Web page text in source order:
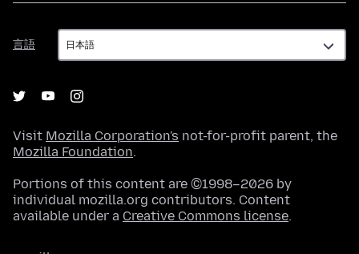
言語
言
語
Visit Mozilla Corporation's not-for-profit parent, the
Mozilla Foundation.
Portions of this content are ©1998–2026 by
individual mozilla.org contributors. Content
available under a Creative Commons license.